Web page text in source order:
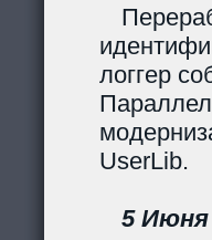
логгер
UserLib.
5 Июня